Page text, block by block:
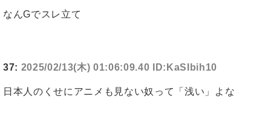
なんGでスレ立て
37: 2025/02/13(木) 01:06:09.40 ID:KaSIbih10
日本人のくせにアニメも見ない奴って「浅い」よな